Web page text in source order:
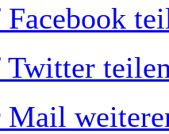
Facebook
Twitter
Mail